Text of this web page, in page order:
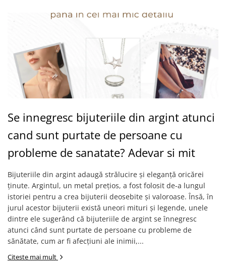
Se innegresc bijuteriile din argint atunci
cand sunt purtate de persoane cu
probleme de sanatate? Adevar si mit
Bijuteriile din argint adaugă strălucire și eleganță oricărei
ținute. Argintul, un metal prețios, a fost folosit de-a lungul
istoriei pentru a crea bijuterii deosebite și valoroase. Însă, în
jurul acestor bijuterii există uneori mituri și legende, unele
dintre ele sugerând că bijuteriile de argint se înnegresc
atunci când sunt purtate de persoane cu probleme de
sănătate, cum ar fi afecțiuni ale inimii,...
Citeste mai mult